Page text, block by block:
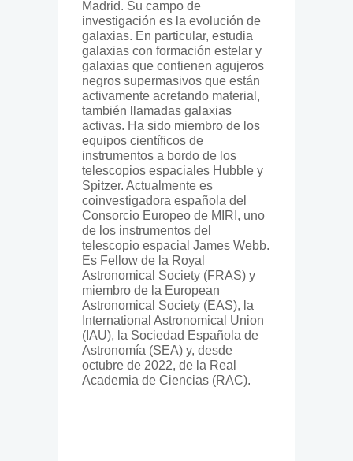
Madrid. Su campo de
investigación es la evolución de
galaxias. En particular, estudia
galaxias con formación estelar y
galaxias que contienen agujeros
negros supermasivos que están
activamente acretando material,
también llamadas galaxias
activas. Ha sido miembro de los
equipos científicos de
instrumentos a bordo de los
telescopios espaciales Hubble y
Spitzer. Actualmente es
coinvestigadora española del
Consorcio Europeo de MIRI, uno
de los instrumentos del
telescopio espacial James Webb.
Es Fellow de la Royal
Astronomical Society (FRAS) y
miembro de la European
Astronomical Society (EAS), la
International Astronomical Union
(IAU), la Sociedad Española de
Astronomía (SEA) y, desde
octubre de 2022, de la Real
Academia de Ciencias (RAC).